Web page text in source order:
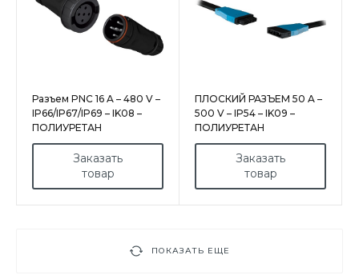
Разъем PNC 16 A – 480 V –
IP66/IP67/IP69 – IK08 –
ПОЛИУРЕТАН
Заказать
товар
ПЛОСКИЙ РАЗЪЕМ 50 A –
500 V – IP54 – IK09 –
ПОЛИУРЕТАН
Заказать
товар
ПОКАЗАТЬ ЕЩЕ